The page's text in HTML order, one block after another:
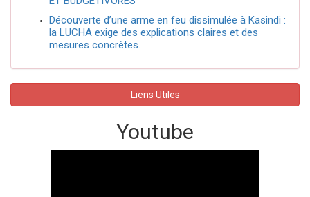
Découverte d’une arme en feu dissimulée à Kasindi :
la LUCHA exige des explications claires et des
mesures concrètes.
Liens Utiles
Youtube